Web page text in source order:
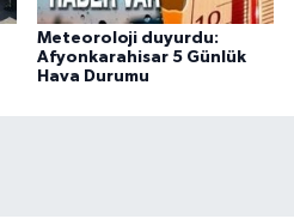
Meteoroloji duyurdu:
Afyonkarahisar 5 Günlük
Hava Durumu